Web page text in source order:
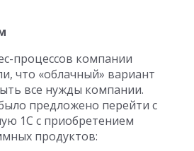
процессов компании
что «облачный» вариант
все нужды компании.
предложено перейти с
1С с приобретением
продуктов: